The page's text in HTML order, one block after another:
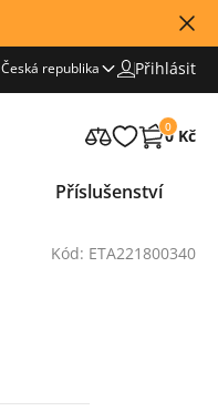
Česká republika Přihlásit
0
0 Kč
Příslušenství
Kód: ETA221800340